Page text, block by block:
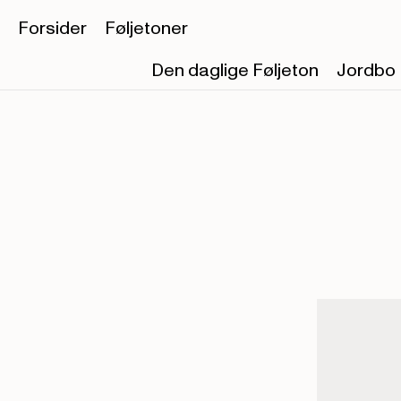
Forsider
Føljetoner
Den daglige Føljeton
Jordbo